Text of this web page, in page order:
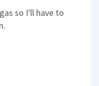
gas so I'll have to